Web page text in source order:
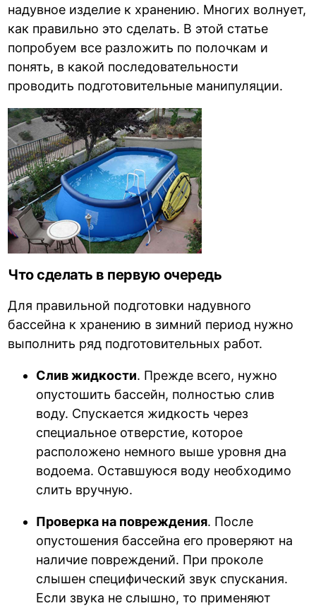
надувное изделие к хранению. Многих волнует,
как правильно это сделать. В этой статье
попробуем все разложить по полочкам и
понять, в какой последовательности
проводить подготовительные манипуляции.
Что сделать в первую очередь
Для правильной подготовки надувного
бассейна к хранению в зимний период нужно
выполнить ряд подготовительных работ.
Слив жидкости. Прежде всего, нужно
опустошить бассейн, полностью слив
воду. Спускается жидкость через
специальное отверстие, которое
расположено немного выше уровня дна
водоема. Оставшуюся воду необходимо
слить вручную.
Проверка на повреждения. После
опустошения бассейна его проверяют на
наличие повреждений. При проколе
слышен специфический звук спускания.
Если звука не слышно, то применяют